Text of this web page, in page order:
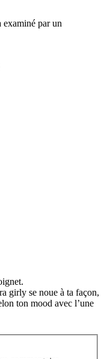
examiné par un
girly se noue à ta façon,
ton mood avec l’une